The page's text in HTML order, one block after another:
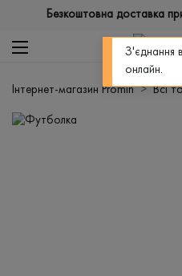
Безкоштовна доставка
Інтернет-магазин Promin Всі
З'єднання
онлайн.